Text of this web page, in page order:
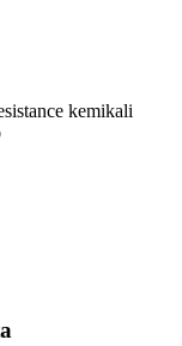
kemikali